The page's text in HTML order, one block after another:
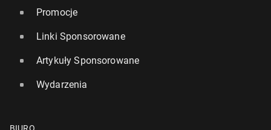
Promocje
Linki Sponsorowane
Artykuły Sponsorowane
Wydarzenia
BIURO